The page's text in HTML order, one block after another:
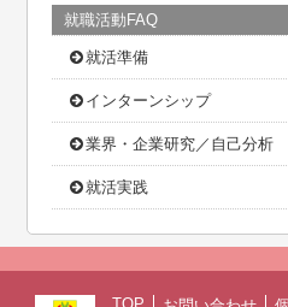
就職活動FAQ
就活準備
インターンシップ
業界・企業研究／自己分析
就活実践